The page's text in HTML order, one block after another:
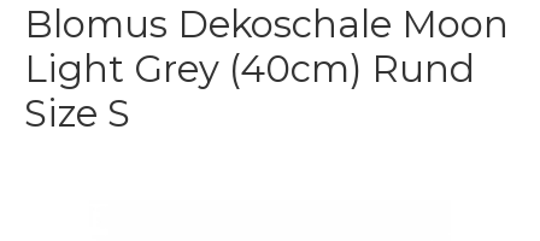
Blomus Dekoschale Moon
Light Grey (40cm) Rund
Size S